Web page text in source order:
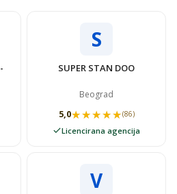
S
SUPER STAN DOO
Beograd
5,0★★★★★
★★★★★(86)
Licencirana agencija
V